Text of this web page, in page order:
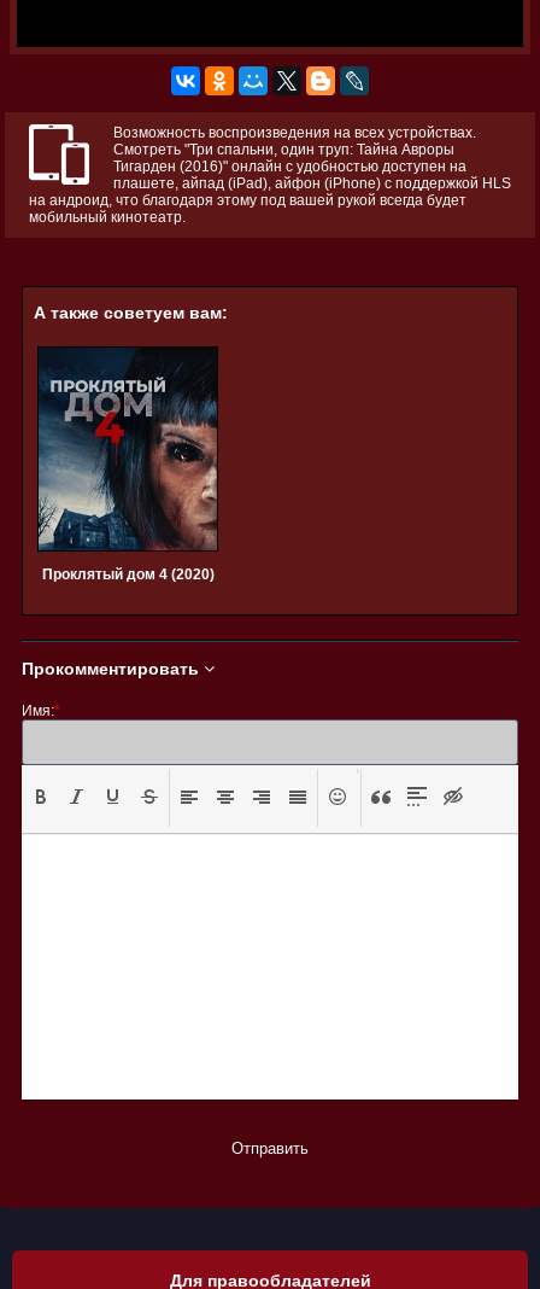
Возможность воспроизведения на всех устройствах.
Смотреть "Три спальни, один труп: Тайна Авроры
Тигарден (2016)" онлайн с удобностью доступен на
плашете, айпад (iPad), айфон (iPhone) с поддержкой HLS
на андроид, что благодаря этому под вашей рукой всегда будет
мобильный кинотеатр.
А также советуем вам:
Проклятый дом 4 (2020)
Прокомментировать
Имя:*
Отправить
Для правообладателей